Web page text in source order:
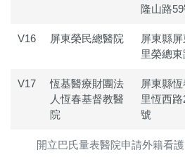
開立巴氏量表醫院申請外籍看
隆山路
V16 屏東榮民總醫院
屏東縣
里榮總東
V17
恆基醫療財團法
人恆春基督教醫
院
屏東縣
里恆西路
號